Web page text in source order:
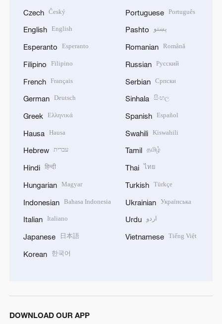
Czech Český
English English
Esperanto Esperanto
Filipino Filipino
French Français
German Deutsch
Greek Ελληνικά
Hausa Hausa
Hebrew עברית
Hindi हिन्दी
Hungarian Magyar
Indonesian Bahasa Indonesia
Italian Italiano
Japanese 日本語
Korean 한국어
Portuguese Português
Pashto پښتو
Romanian Română
Russian Русский
Serbian Српски
Sinhala සිංහල
Spanish Español
Swahili Kiswahili
Tamil தமிழ்
Thai ไทย
Turkish Türkçe
Ukrainian Українська
Urdu اردو
Vietnamese Tiếng Việt
DOWNLOAD OUR APP